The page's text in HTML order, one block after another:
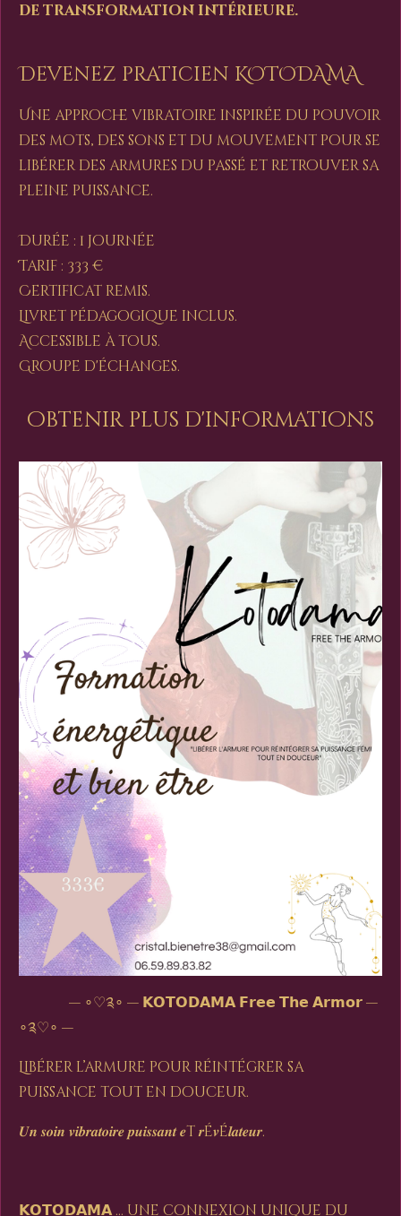
de transformation intérieure.
Devenez praticien KOTODAMA
Une approche vibratoire inspirée du pouvoir
des mots, des sons et du mouvement pour se
libérer des armures du passé et retrouver sa
pleine puissance.
Durée : 1 journée
Tarif : 333 €
Certificat remis.
Livret pédagogique inclus.
Accessible à tous.
Groupe d'échanges.
obtenir plus d'informations
— ∘♡༉∘ — 𝗞𝗢𝗧𝗢𝗗𝗔𝗠𝗔 𝗙𝗿𝗲𝗲 𝗧𝗵𝗲 𝗔𝗿𝗺𝗼𝗿—
∘༉♡∘ —
Libérer l’armure pour réintégrer sa
puissance tout en douceur.
𝑼𝒏 𝒔𝒐𝒊𝒏 𝒗𝒊𝒃𝒓𝒂𝒕𝒐𝒊𝒓𝒆 𝒑𝒖𝒊𝒔𝒔𝒂𝒏𝒕 𝒆t 𝒓é𝒗é𝒍𝒂𝒕𝒆𝒖𝒓.
𝗞𝗢𝗧𝗢𝗗𝗔𝗠𝗔 … une connexion unique du